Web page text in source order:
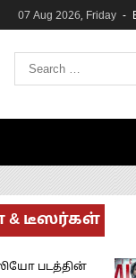
07 Aug 2026, Friday
& டீஸர்கள்
படத்தின்